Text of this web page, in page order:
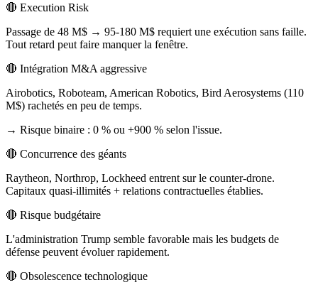
🔴 Execution Risk
Passage de 48 M$ → 95-180 M$ requiert une exécution sans faille.
Tout retard peut faire manquer la fenêtre.
🔴 Intégration M&A aggressive
Airobotics, Roboteam, American Robotics, Bird Aerosystems (110
M$) rachetés en peu de temps.
→ Risque binaire : 0 % ou +900 % selon l'issue.
🔴 Concurrence des géants
Raytheon, Northrop, Lockheed entrent sur le counter-drone.
Capitaux quasi-illimités + relations contractuelles établies.
🔴 Risque budgétaire
L'administration Trump semble favorable mais les budgets de
défense peuvent évoluer rapidement.
🔴 Obsolescence technologique